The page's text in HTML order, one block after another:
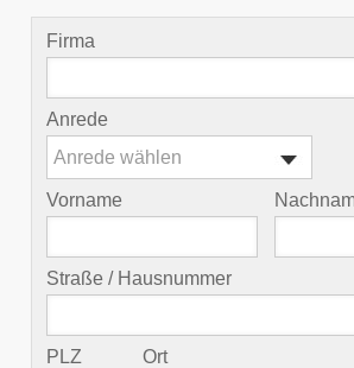
Firma
Anrede
Anrede wählen
Vorname
Straße / Hausnummer
PLZ Ort